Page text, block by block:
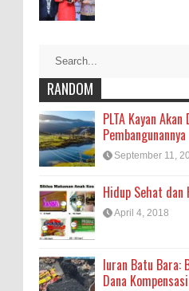
RANDOM
PLTA Kayan
Pembangunannya
September 11,
Hidup Sehat dan
April 4, 2018
Iuran Batu Bara:
Dana